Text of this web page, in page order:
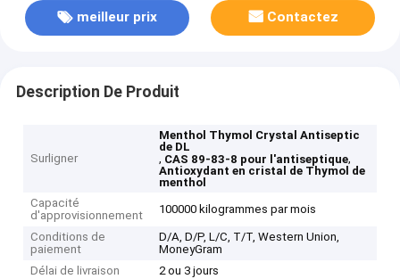
meilleur prix Contactez
Description De Produit
Surligner
Menthol Thymol Crystal Antiseptic
de DL
, CAS 89-83-8 pour l'antiseptique,
Antioxydant en cristal de Thymol de
menthol
Capacité
d'approvisionnement
100000 kilogrammes par mois
Conditions de
paiement
D/A, D/P, L/C, T/T, Western Union,
MoneyGram
Délai de livraison
2 ou 3 jours